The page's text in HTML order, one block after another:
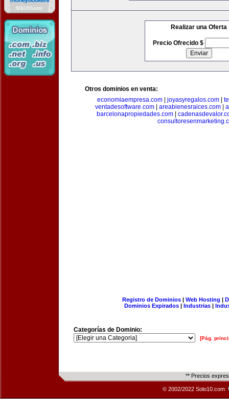
Realizar una Oferta
Precio Ofrecido $
Otros dominios en venta:
economiaempresa.com
joyasyregalos.com
ventadesoftware.com| areabienesraices.com|
barcelonapropiedades.com|
Registro de Dominios| Web Hosting |
Dominios Expirados | Industrias |
Categorías de Dominio:
[Pág.
** Precios
© 2002/2022 Solo10.com